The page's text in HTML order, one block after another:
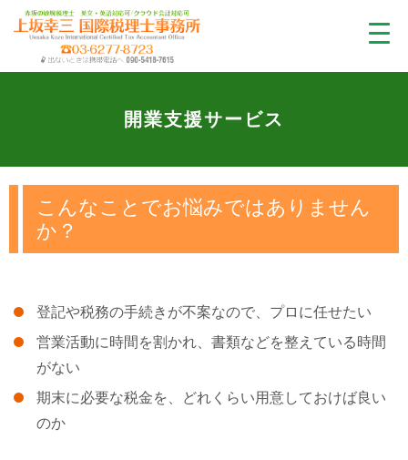
開業支援サービス
こんなことでお悩みではありません
か？
登記や税務の手続きが不案なので、プロに任せたい
営業活動に時間を割かれ、書類などを整えている時間
がない
期末に必要な税金を、どれくらい用意しておけば良い
のか